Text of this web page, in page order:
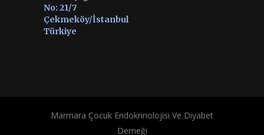
No: 21/7
Çekmeköy/İstanbul
Türkiye
Marmara Çocuk Endokrinolojisi Ve Diyabet
Derneği